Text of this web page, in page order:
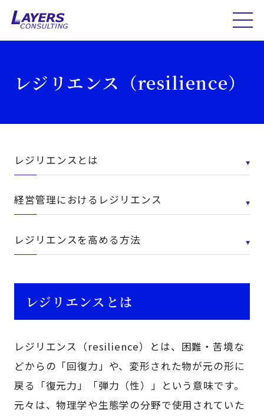
レジリエンス（resilience）
レジリエンスとは
経営管理におけるレジリエンス
レジリエンスを高める方法
レジリエンスとは
レジリエンス（resilience）とは、困難・苦境な
どからの「回復力」や、変形された物が元の形に
戻る「復元力」「弾力（性）」という意味です。
元々は、物理学や生態学の分野で使用されていた